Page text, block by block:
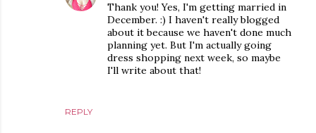
REPLY
Thank you! Yes, I'm getting married in
December. :) I haven't really blogged
about it because we haven't done much
planning yet. But I'm actually going
dress shopping next week, so maybe
I'll write about that!